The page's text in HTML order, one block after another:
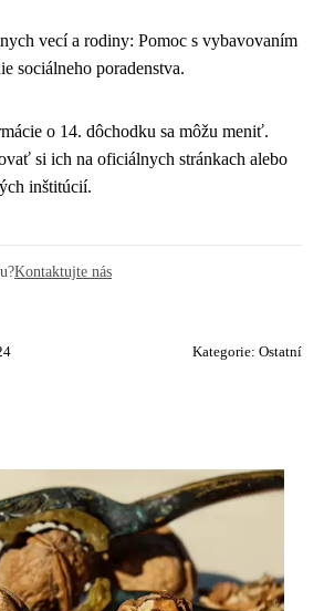
vecí a rodiny: Pomoc s vybavovaním
sociálneho poradenstva.
o 14. dôchodku sa môžu meniť.
si ich na oficiálnych stránkach alebo
inštitúcií.
Kontaktujte nás
Kategorie: Ostatní